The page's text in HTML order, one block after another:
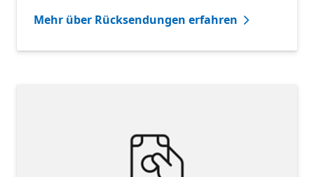
Mehr über Rücksendungen erfahren